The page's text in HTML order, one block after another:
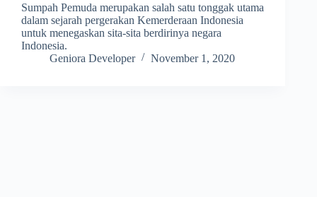
Sumpah Pemuda merupakan salah satu tonggak utama
dalam sejarah pergerakan Kemerderaan Indonesia
untuk menegaskan sita-sita berdirinya negara
Indonesia.
Geniora Developer
November 1, 2020